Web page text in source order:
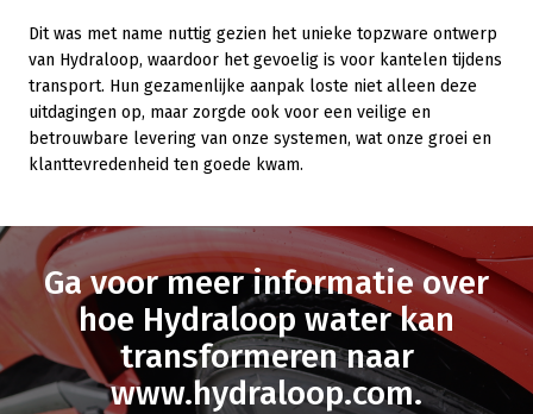
Dit was met name nuttig gezien het unieke topzware ontwerp
van Hydraloop, waardoor het gevoelig is voor kantelen tijdens
transport. Hun gezamenlijke aanpak loste niet alleen deze
uitdagingen op, maar zorgde ook voor een veilige en
betrouwbare levering van onze systemen, wat onze groei en
klanttevredenheid ten goede kwam.
Ga voor meer informatie over
hoe Hydraloop water kan
transformeren naar
www.hydraloop.com.